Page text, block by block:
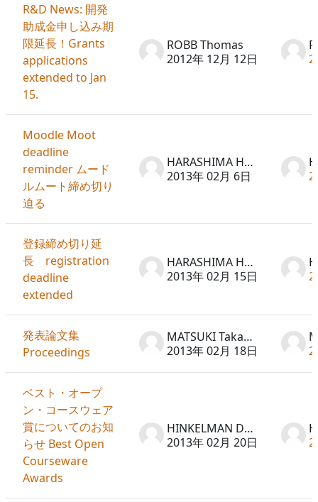
R&D News: 開発
助成金申し込み期
限延長！Grants
applications
extended to Jan
15.
ROBB Thomas
2012年 12月 12日
Moodle Moot
deadline
reminder ムード
ルムート締め切り
迫る
HARASHIMA Hideto
2013年 02月 6日
登録締め切り延
長 registration
deadline
extended
HARASHIMA Hideto
2013年 02月 15日
発表論文集
Proceedings
MATSUKI Takayuki
2013年 02月 18日
ベスト・オープ
ン・コースウェア
賞についてのお知
らせ Best Open
Courseware
Awards
HINKELMAN Don
2013年 02月 20日